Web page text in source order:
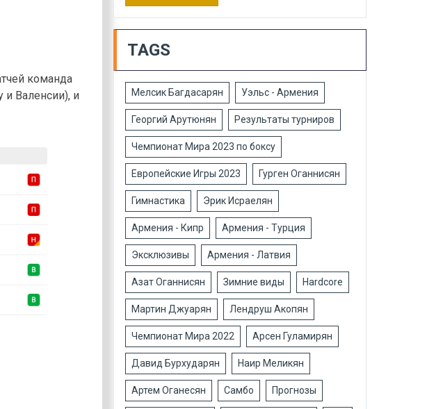
команда
Валенсии), и
TAGS
Мелсик Багдасарян Уэльс - Армения
Георгий Арутюнян Результаты турниров
Чемпионат Мира 2023 по боксу
Европейские Игры 2023 Гурген Оганнисян
Гимнастика Эрик Исраелян
Армения - Кипр Армения - Турция
Эксклюзивы Армения - Латвия
Азат Оганнисян Зимние виды Hardcore
Мартин Джуарян Лендруш Акопян
Чемпионат Мира 2022 Арсен Гуламирян
Давид Бурхударян Наир Меликян
Артем Оганесян Самбо Прогнозы